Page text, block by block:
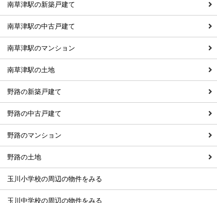
南草津駅の新築戸建て
南草津駅の中古戸建て
南草津駅のマンション
南草津駅の土地
野路の新築戸建て
野路の中古戸建て
野路のマンション
野路の土地
玉川小学校の周辺の物件をみる
玉川中学校の周辺の物件をみる